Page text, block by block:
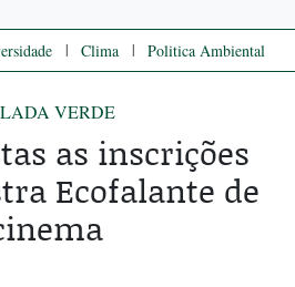
| Clima | Politica Ambiental
VERDE
as inscrições
Ecofalante de